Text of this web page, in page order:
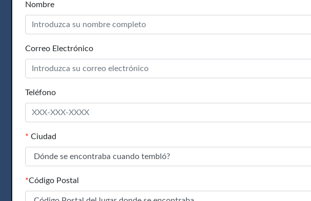
Nombre
Correo Electrónico
Teléfono
* Ciudad
*Código Postal